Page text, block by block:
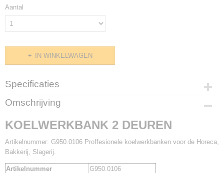
Aantal
IN WINKELWAGEN
Specificaties
Productcode
Omschrijving
KOELWERKBANK 2 DEUREN
Artikelnummer: G950.0106 Proffesionele koelwerkbanken voor de Horeca,
Bakkerij, Slagerij.
Artikelnummer
G950.0106